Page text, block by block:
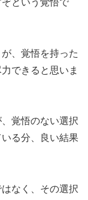
、覚悟を持った
できると思いま
覚悟のない選択
る分、良い結果
なく、その選択